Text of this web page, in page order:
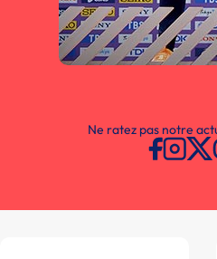
Ne ratez pas notre